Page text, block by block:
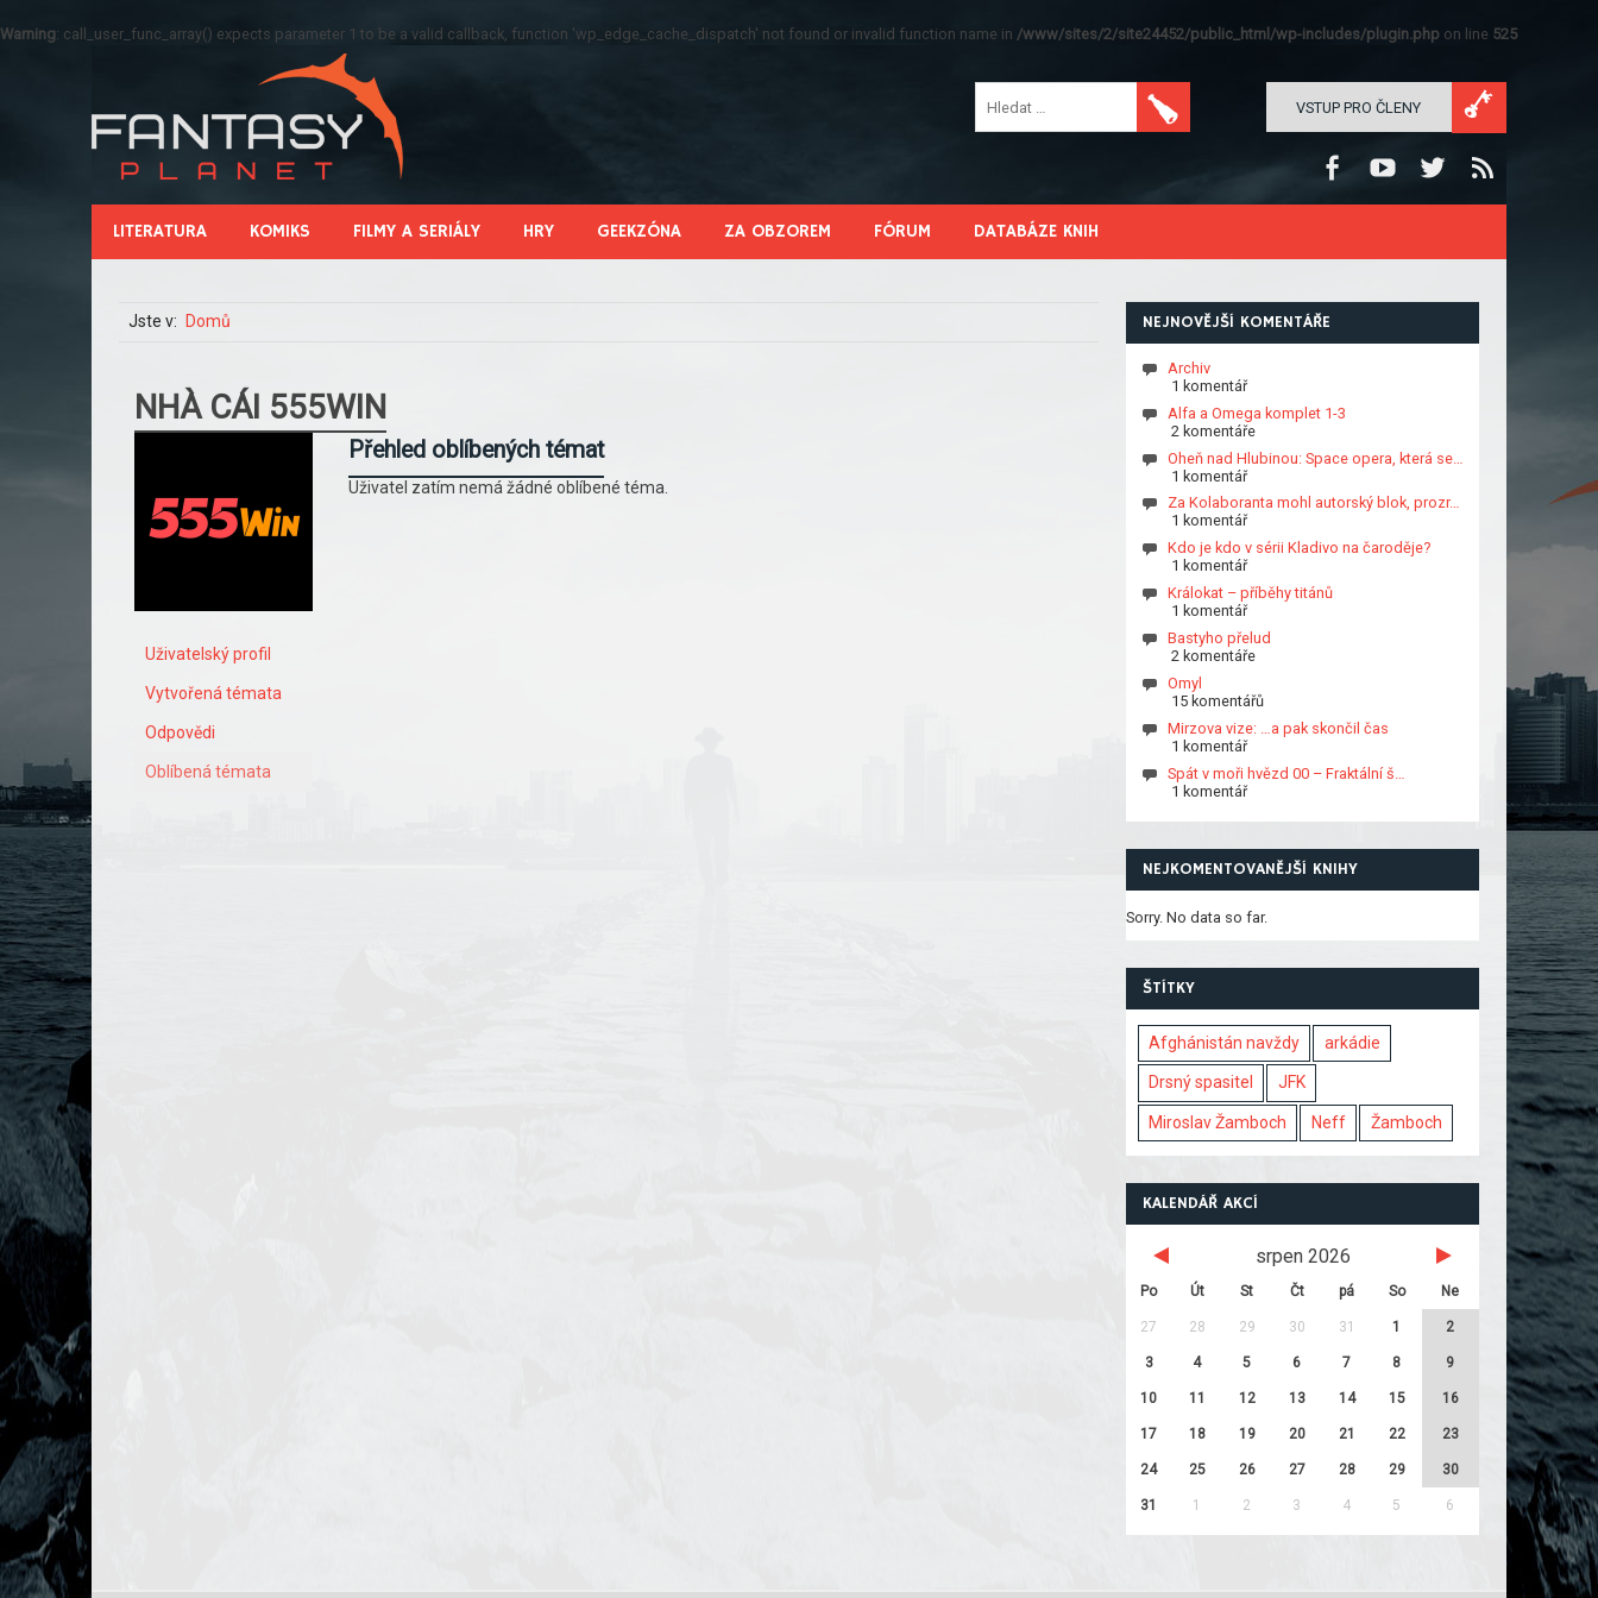
Warning: call_user_func_array() expects parameter 1 to be a valid callback, function 'wp_edge_cache_dispatch' not found or invalid function name in /www/sites/2/site24452/public_html/wp-includes/plugin.php on line 525
VSTUP PRO ČLENY
LITERATURA KOMIKS FILMY A SERIÁLY HRY GEEKZÓNA ZA OBZOREM FÓRUM DATABÁZE KNIH
Jste v: Domů
NHÀ CÁI 555WIN
Uživatelský profil
Vytvořená témata
Odpovědi
Oblíbená témata
Přehled oblíbených témat
Uživatel zatím nemá žádné oblíbené téma.
NEJNOVĚJŠÍ KOMENTÁŘE
Archiv
1 komentář
Alfa a Omega komplet 1-3
2 komentáře
Oheň nad Hlubinou: Space opera, která se…
1 komentář
Za Kolaboranta mohl autorský blok, prozr…
1 komentář
Kdo je kdo v sérii Kladivo na čaroděje?
1 komentář
Králokat – příběhy titánů
1 komentář
Bastyho přelud
2 komentáře
Omyl
15 komentářů
Mirzova vize: …a pak skončil čas
1 komentář
Spát v moři hvězd 00 – Fraktální š…
1 komentář
NEJKOMENTOVANĚJŠÍ KNIHY
Sorry. No data so far.
ŠTÍTKY
Afghánistán navždy arkádie
Drsný spasitel JFK
Miroslav Žamboch Neff Žamboch
KALENDÁŘ AKCÍ
srpen 2026
Po Út St Čt pá So Ne
27 28 29 30 31 1 2
3 4 5 6 7 8 9
10 11 12 13 14 15 16
17 18 19 20 21 22 23
24 25 26 27 28 29 30
31 1 2 3 4 5 6